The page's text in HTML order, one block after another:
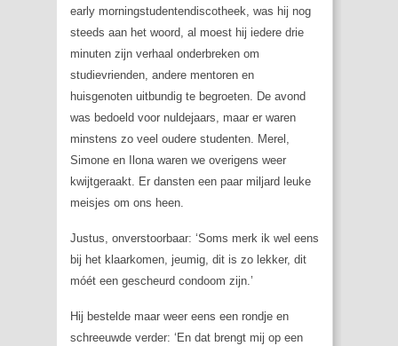
early morningstudentendiscotheek, was hij nog
steeds aan het woord, al moest hij iedere drie
minuten zijn verhaal onderbreken om
studievrienden, andere mentoren en
huisgenoten uitbundig te begroeten. De avond
was bedoeld voor nuldejaars, maar er waren
minstens zo veel oudere studenten. Merel,
Simone en Ilona waren we overigens weer
kwijtgeraakt. Er dansten een paar miljard leuke
meisjes om ons heen.
Justus, onverstoorbaar: ‘Soms merk ik wel eens
bij het klaarkomen, jeumig, dit is zo lekker, dit
móét een gescheurd condoom zijn.’
Hij bestelde maar weer eens een rondje en
schreeuwde verder: ‘En dat brengt mij op een